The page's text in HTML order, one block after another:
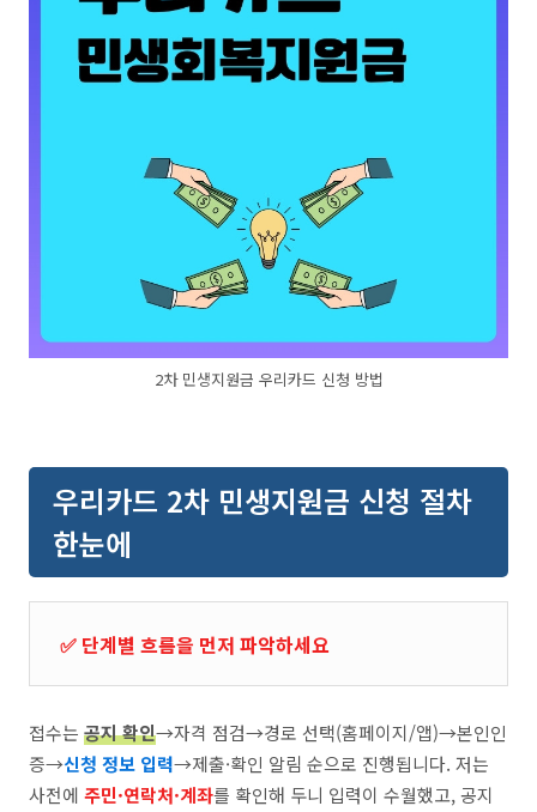
2차 민생지원금 우리카드 신청 방법
우리카드 2차 민생지원금 신청 절차
한눈에
✅ 단계별 흐름을 먼저 파악하세요
접수는 공지 확인→자격 점검→경로 선택(홈페이지/앱)→본인인
증→신청 정보 입력→제출·확인 알림 순으로 진행됩니다. 저는
사전에 주민·연락처·계좌를 확인해 두니 입력이 수월했고, 공지